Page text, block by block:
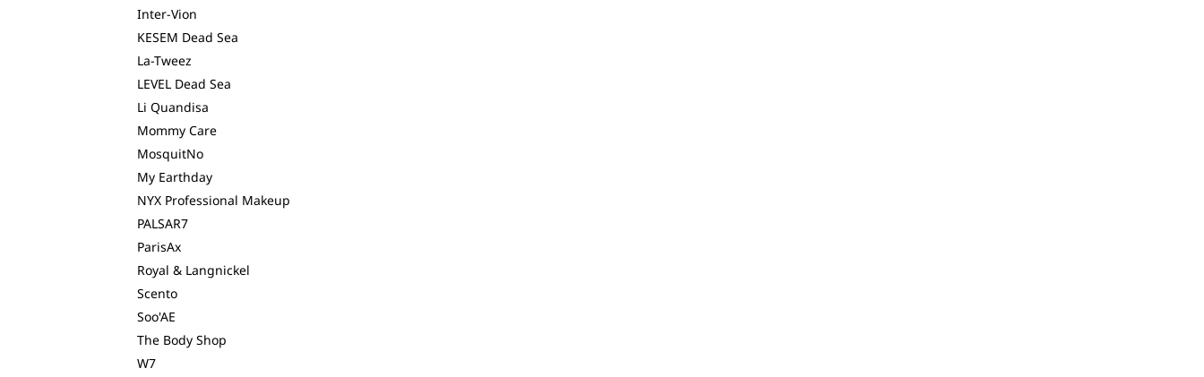
Inter-Vion
KESEM Dead Sea
La-Tweez
LEVEL Dead Sea
Li Quandisa
Mommy Care
MosquitNo
My Earthday
NYX Professional Makeup
PALSAR7
ParisAx
Royal & Langnickel
Scento
Soo'AE
The Body Shop
W7